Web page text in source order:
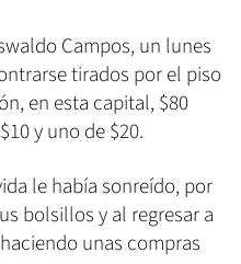
Campos, un lunes
tirados por el piso
en esta capital, $80
y uno de $20.
le había sonreído, por
bolsillos y al regresar a
unas compras